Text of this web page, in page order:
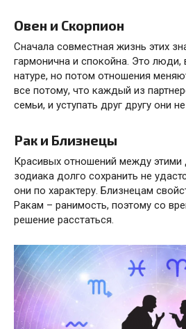
Овен и Скорпион
Сначала совместная жизнь этих
гармонична и спокойна. Это люди,
натуре, но потом отношения
все потому, что каждый из
семьи, и уступать друг другу они
Рак и Близнецы
Красивых отношений между этими
зодиака долго сохранить не
они по характеру. Близнецам
Ракам – ранимость, поэтому со
решение расстаться.